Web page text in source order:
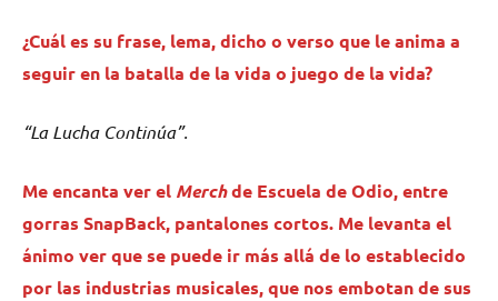
¿Cuál es su frase, lema, dicho o verso que le anima a
seguir en la batalla de la vida o juego de la vida?
“La Lucha Continúa”.
Me encanta ver el Merchde Escuela de Odio, entre
gorras SnapBack, pantalones cortos. Me levanta el
ánimo ver que se puede ir más allá de lo establecido
por las industrias musicales, que nos embotan de sus